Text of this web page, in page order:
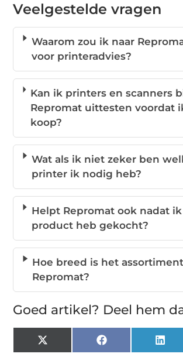
Veelgestelde vragen
Waarom zou ik naar
voor printeradvies?
Kan ik printers en scanners
Repromat uittesten voordat
koop?
Wat als ik niet zeker ben
printer ik nodig heb?
Helpt Repromat ook nadat
product heb gekocht?
Hoe breed is het
Repromat?
Goed artikel? Deel hem
X
(Twitter)
Facebook